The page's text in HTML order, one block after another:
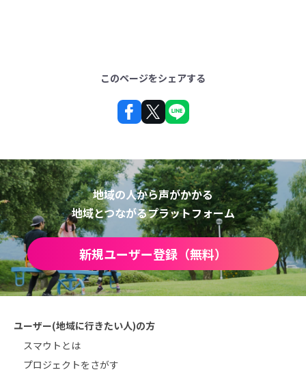
このページをシェアする
地域の人から声がかかる
地域とつながるプラットフォーム
新規ユーザー登録（無料）
ユーザー(地域に行きたい人)の方
スマウトとは
プロジェクトをさがす